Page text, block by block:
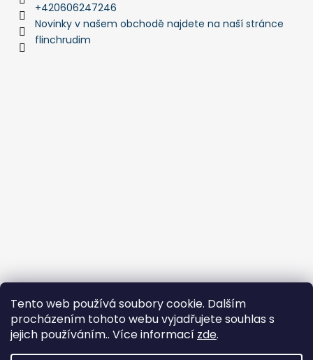
Tento web používá soubory cookie. Dalším
procházením tohoto webu vyjadřujete souhlas s
jejich používáním.. Více informací zde.
+420606247246
Novinky v našem obchodě najdete na naší stránce
flinchrudim
Flin Sport